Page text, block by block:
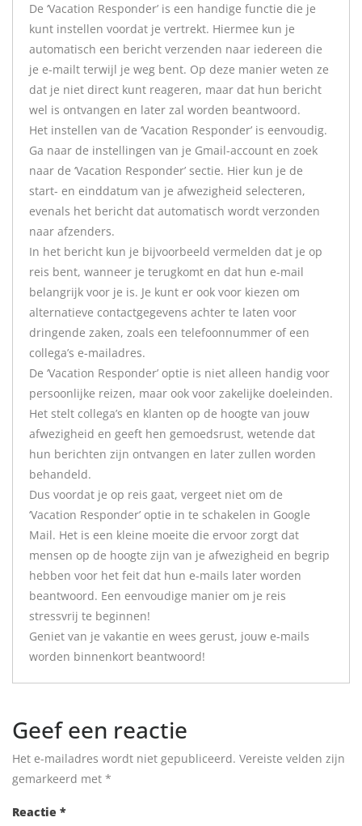
De ‘Vacation Responder’ is een handige functie die je
kunt instellen voordat je vertrekt. Hiermee kun je
automatisch een bericht verzenden naar iedereen die
je e-mailt terwijl je weg bent. Op deze manier weten ze
dat je niet direct kunt reageren, maar dat hun bericht
wel is ontvangen en later zal worden beantwoord.
Het instellen van de ‘Vacation Responder’ is eenvoudig.
Ga naar de instellingen van je Gmail-account en zoek
naar de ‘Vacation Responder’ sectie. Hier kun je de
start- en einddatum van je afwezigheid selecteren,
evenals het bericht dat automatisch wordt verzonden
naar afzenders.
In het bericht kun je bijvoorbeeld vermelden dat je op
reis bent, wanneer je terugkomt en dat hun e-mail
belangrijk voor je is. Je kunt er ook voor kiezen om
alternatieve contactgegevens achter te laten voor
dringende zaken, zoals een telefoonnummer of een
collega’s e-mailadres.
De ‘Vacation Responder’ optie is niet alleen handig voor
persoonlijke reizen, maar ook voor zakelijke doeleinden.
Het stelt collega’s en klanten op de hoogte van jouw
afwezigheid en geeft hen gemoedsrust, wetende dat
hun berichten zijn ontvangen en later zullen worden
behandeld.
Dus voordat je op reis gaat, vergeet niet om de
‘Vacation Responder’ optie in te schakelen in Google
Mail. Het is een kleine moeite die ervoor zorgt dat
mensen op de hoogte zijn van je afwezigheid en begrip
hebben voor het feit dat hun e-mails later worden
beantwoord. Een eenvoudige manier om je reis
stressvrij te beginnen!
Geniet van je vakantie en wees gerust, jouw e-mails
worden binnenkort beantwoord!
Geef een reactie
Het e-mailadres wordt niet gepubliceerd. Vereiste velden zijn
gemarkeerd met *
Reactie *